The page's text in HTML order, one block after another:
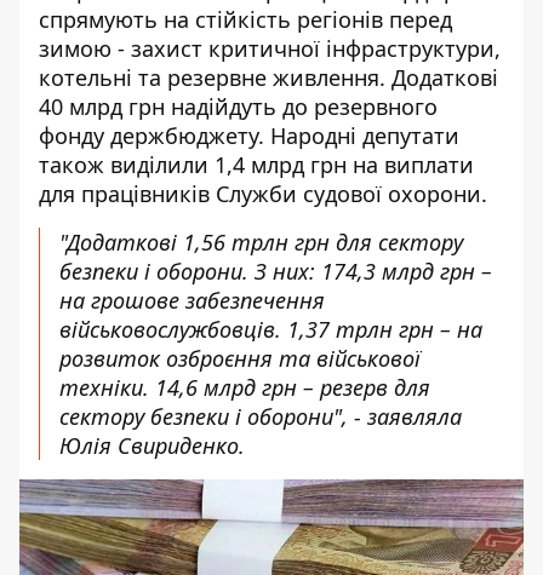
спрямують на стійкість регіонів перед
зимою - захист критичної інфраструктури,
котельні та резервне живлення. Додаткові
40 млрд грн надійдуть до резервного
фонду держбюджету. Народні депутати
також виділили 1,4 млрд грн на виплати
для працівників Служби судової охорони.
"Додаткові 1,56 трлн грн для сектору
безпеки і оборони. З них: 174,3 млрд грн –
на грошове забезпечення
військовослужбовців. 1,37 трлн грн – на
розвиток озброєння та військової
техніки. 14,6 млрд грн – резерв для
сектору безпеки і оборони", - заявляла
Юлія Свириденко.